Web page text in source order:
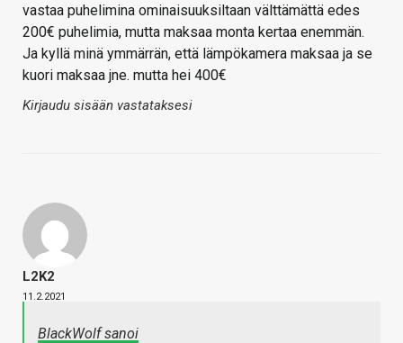
vastaa puhelimina ominaisuuksiltaan välttämättä edes
200€ puhelimia, mutta maksaa monta kertaa enemmän.
Ja kyllä minä ymmärrän, että lämpökamera maksaa ja se
kuori maksaa jne. mutta hei 400€
Kirjaudu sisään vastataksesi
L2K2
11.2.2021
BlackWolf sanoi